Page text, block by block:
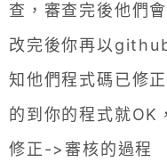
查，審查完後他們
改完後你再以
知他們程式碼已修
的到你的程式就
修正->審核的過程